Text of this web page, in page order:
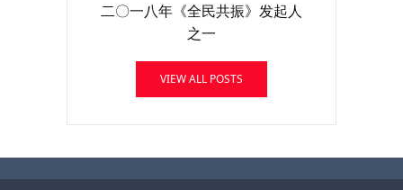
二〇一八年《全民共振》发起人
之一
VIEW ALL POSTS